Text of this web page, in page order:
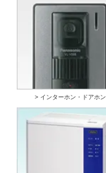
> インターホン・ドアホン